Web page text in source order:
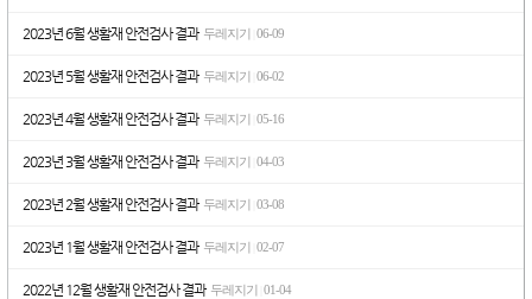
2023년 6월 생활재 안전검사 결과 두레지기 06-09
2023년 5월 생활재 안전검사 결과 두레지기 06-02
2023년 4월 생활재 안전검사 결과 두레지기 05-16
2023년 3월 생활재 안전검사 결과 두레지기 04-03
2023년 2월 생활재 안전검사 결과 두레지기 03-08
2023년 1월 생활재 안전검사 결과 두레지기 02-07
2022년 12월 생활재 안전검사 결과 두레지기 01-04